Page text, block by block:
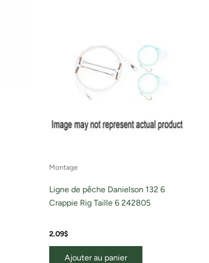
Montage
Ligne de pêche Danielson 132 6
Crappie Rig Taille 6 242805
2.09$
Ajouter au panier